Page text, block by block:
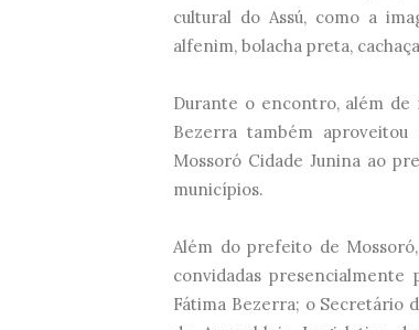
cultural do Assú, como a
alfenim, bolacha preta,
Durante o encontro, além de
Bezerra também
Mossoró Cidade Junina ao
municípios.
Além do prefeito de
convidadas
Fátima Bezerra; o Secretário